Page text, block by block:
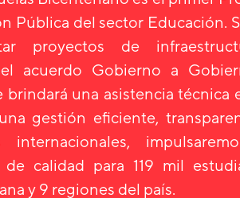
Pública del sector Educación.
proyectos de
acuerdo Gobierno a
brindará una asistencia técnica
gestión eficiente,
internacionales,
de calidad para 119 mil
y 9 regiones del país.